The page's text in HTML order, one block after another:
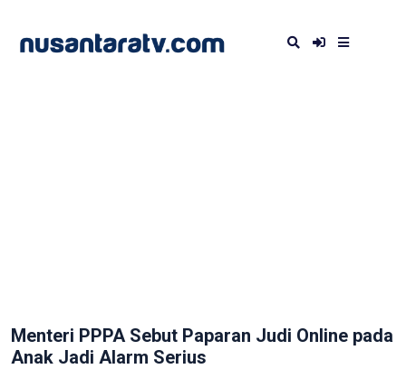
Menteri PPPA Sebut Paparan Judi Online pada
Anak Jadi Alarm Serius